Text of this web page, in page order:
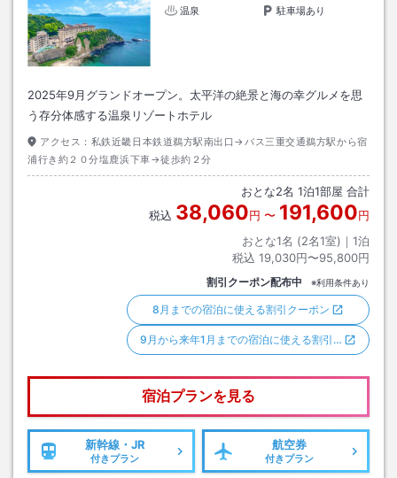
温泉
駐車場あり
2025年9月グランドオープン。太平洋の絶景と海の幸グルメを思
う存分体感する温泉リゾートホテル
アクセス： 私鉄近畿日本鉄道鵜方駅南出口→バス三重交通鵜方駅から宿
浦行き約２０分塩鹿浜下車→徒歩約２分
おとな2名 1泊1部屋 合計
税込 38,060円 〜 191,600円
おとな1名 (2名1室)｜ 1泊
税込 19,030円〜95,800円
割引クーポン配布中 ※利用条件あり
8月までの宿泊に使える割引クーポン
9月から来年1月までの宿泊に使える割引…
宿泊プランを見る
新幹線・JR
付きプラン
航空券
付きプラン